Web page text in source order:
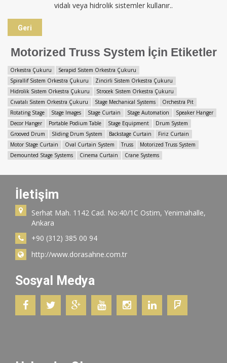
vidalı veya hidrolik sistemler kullanır..
Geri
Motorized Truss System İçin Etiketler
Orkestra Çukuru
Serapid Sistem Orkestra Çukuru
Spirallif Sistem Orkestra Çukuru
Zincirli Sistem Orkestra Çukuru
Hidrolik Sistem Orkestra Çukuru
Strocek Sistem Orkestra Çukuru
Cıvatalı Sistem Orkestra Çukuru
Stage Mechanical Systems
Orchestra Pit
Rotating Stage
Stage Images Stage Curtain Stage Automation
Speaker Hanger
Decor Hanger
Portable Podium Table Stage Equipment
Drum System
Grooved Drum
Sliding Drum System Backstage Curtain
Firiz Curtain
Motor Stage Curtain
Oval Curtain System Truss
Motorized Truss System
Demounted Stage Systems
Cinema Curtain Crane Systems
İletişim
Serhat Mah. 1142 Cad. No:40/1C Ostim, Yenimahalle,
Ankara
+90 (312) 385 00 94
http://www.dorasahne.com.tr
Sosyal Medya